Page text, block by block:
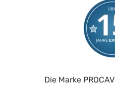
Die Marke